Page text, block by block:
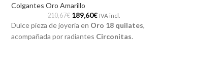
Colgantes Oro Amarillo
210,67€ 189,60€ IVA incl.
Dulce pieza de joyería en Oro 18 quilates,
acompañada por radiantes Circonitas.